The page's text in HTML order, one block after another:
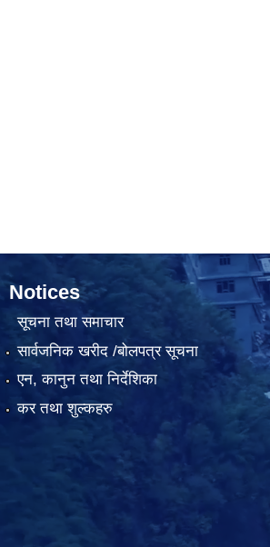
Notices
सूचना तथा समाचार
सार्वजनिक खरीद /बोलपत्र सूचना
एन, कानुन तथा निर्देशिका
कर तथा शुल्कहरु